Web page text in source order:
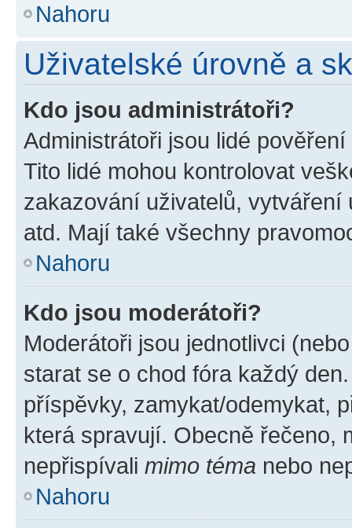
Nahoru
Uživatelské úrovně a
Kdo jsou administrátoři?
Administrátoři jsou lidé
Tito lidé mohou kontrolovat
zakazování uživatelů,
atd. Mají také všechny
Nahoru
Kdo jsou moderátoři?
Moderátoři jsou jednotlivci
starat se o chod fóra každý
příspěvky, zamykat/odemykat,
která spravují. Obecně řečeno,
nepřispívali mimo téma nebo
Nahoru